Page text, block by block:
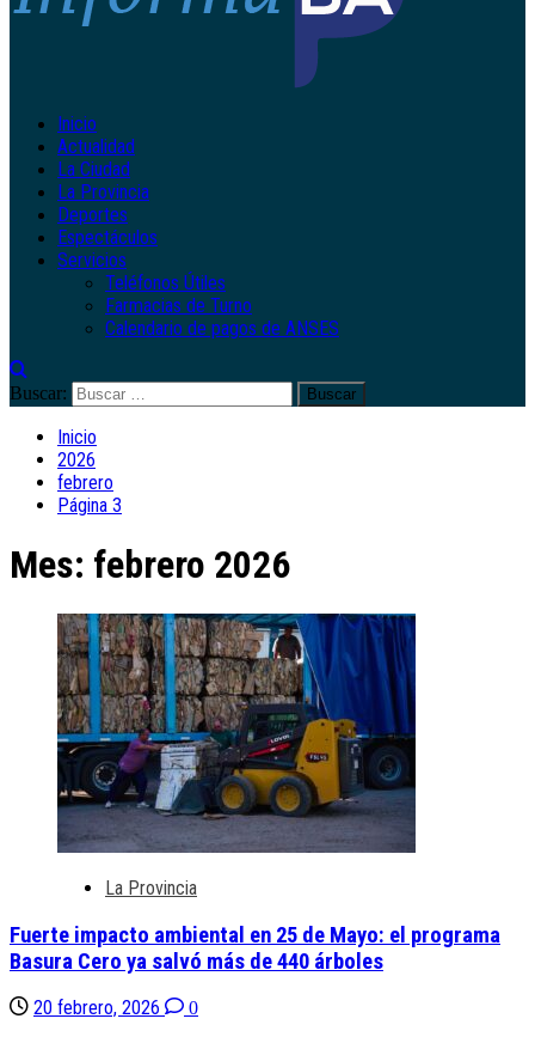
Inicio
Actualidad
La Ciudad
La Provincia
Deportes
Espectáculos
Servicios
Teléfonos Útiles
Farmacias de Turno
Calendario de pagos de ANSES
Buscar:
Inicio
2026
febrero
Página 3
Mes: febrero 2026
La Provincia
Fuerte impacto ambiental en 25 de Mayo: el programa
Basura Cero ya salvó más de 440 árboles
20 febrero, 2026
0